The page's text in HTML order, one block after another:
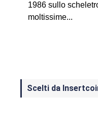
1986 sullo
moltissime...
Scelti da